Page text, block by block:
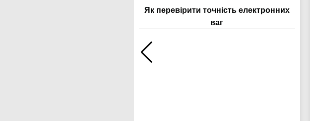
Як перевірити точність електронних
ваг